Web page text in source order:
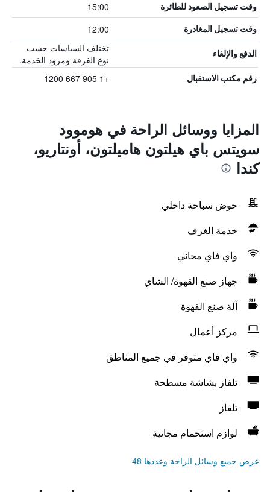
وقت تسجيل الصعود للطائرة 15:00
وقت تسجيل المغادرة 12:00
الدفع والإلغاء
تختلف السياسات حسب
نوع الغرفة ومزود الخدمة.
رقم مكتب الاستقبال +1 905 667 1200
المزايا ووسائل الراحة في هوموود
سويتس باي هيلتون هاميلتون، أونتاريو،
كندا
حوض سباحة داخلي
خدمة الغرف
واي فاي مجاني
جهاز صنع القهوة/ الشاي
آلة صنع القهوة
مركز أعمال
واي فاي متوفر في جميع المناطق
تلفاز بشاشة مسطحة
تلفاز
لوازم استحمام مجانية
عرض جميع وسائل الراحة وعددها 48